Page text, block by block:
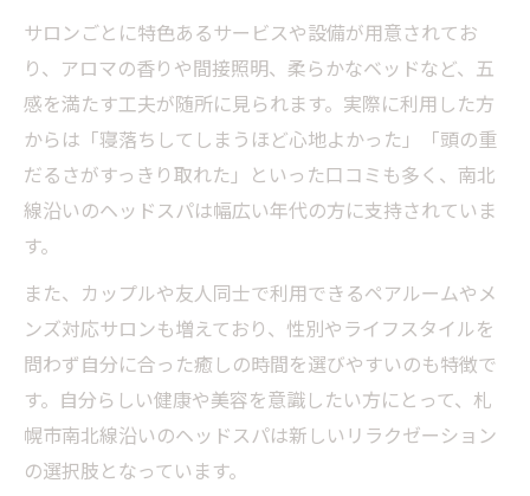
深い眠りを目指すならヘッドスパがおすすめ
ヘッドスパが導く寝落ち体験で深い眠りへ
睡眠不足に悩む方にヘッドスパがおすすめ
な理由
札幌で体験できるヘッドスパで快眠習慣を
頭皮ケアが質の良い睡眠をサポートする
話題のドライヘッドスパで脳疲労をやさしくケ
ア
ドライヘッドスパの効果と寝落ち体験とは
脳疲労にやさしいヘッドスパ施術の特徴
札幌市南北線で人気のドライヘッドスパ活
サロンごとに特色あるサービスや設備が用意されてお
り、アロマの香りや間接照明、柔らかなベッドなど、五
感を満たす工夫が随所に見られます。実際に利用した方
からは「寝落ちしてしまうほど心地よかった」「頭の重
だるさがすっきり取れた」といった口コミも多く、南北
線沿いのヘッドスパは幅広い年代の方に支持されていま
す。
また、カップルや友人同士で利用できるペアルームやメ
ンズ対応サロンも増えており、性別やライフスタイルを
問わず自分に合った癒しの時間を選びやすいのも特徴で
す。自分らしい健康や美容を意識したい方にとって、札
幌市南北線沿いのヘッドスパは新しいリラクゼーション
の選択肢となっています。